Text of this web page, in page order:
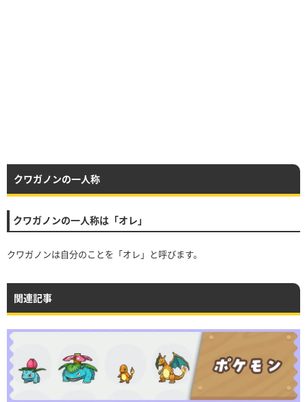
クワガノンの一人称
クワガノンの一人称は「オレ」
クワガノンは自分のことを「オレ」と呼びます。
関連記事